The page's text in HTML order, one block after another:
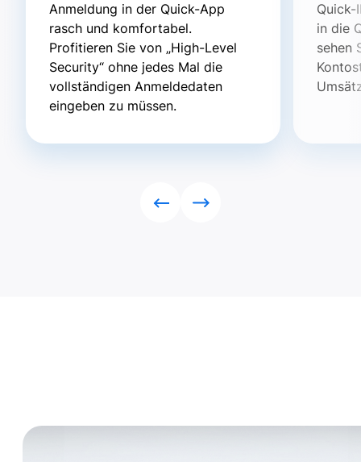
Anmeldung in der Quick-App
rasch und komfortabel.
Profitieren Sie von „High-Level
Security“ ohne jedes Mal die
vollständigen Anmeldedaten
eingeben zu müssen.
Quick-
in die
sehen
RückwärtsVorwärts